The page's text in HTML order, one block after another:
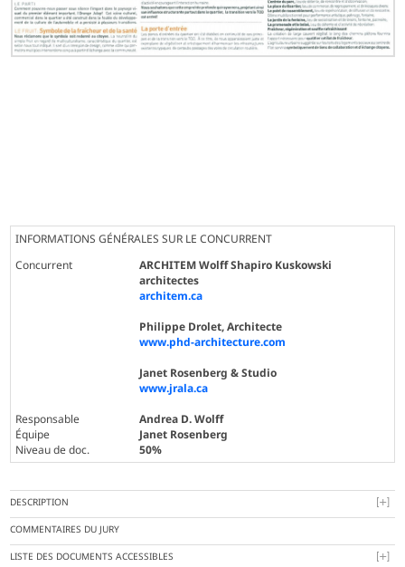
INFORMATIONS GÉNÉRALES SUR LE CONCURRENT
Concurrent
ARCHITEM Wolff Shapiro Kuskowski
architectes
architem.ca
Philippe Drolet, Architecte
www.phd-architecture.com
Janet Rosenberg & Studio
www.jrala.ca
Responsable
Andrea D. Wolff
Équipe
Janet Rosenberg
Niveau de doc.
50%
DESCRIPTION
COMMENTAIRES DU JURY
LISTE DES DOCUMENTS ACCESSIBLES